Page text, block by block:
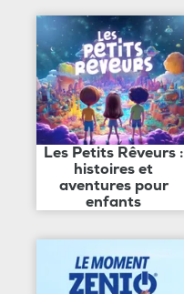
Les Petits Rêveurs :
histoires et
aventures pour
enfants